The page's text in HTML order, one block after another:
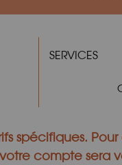
SERVICES
spécifiques.
compte sera